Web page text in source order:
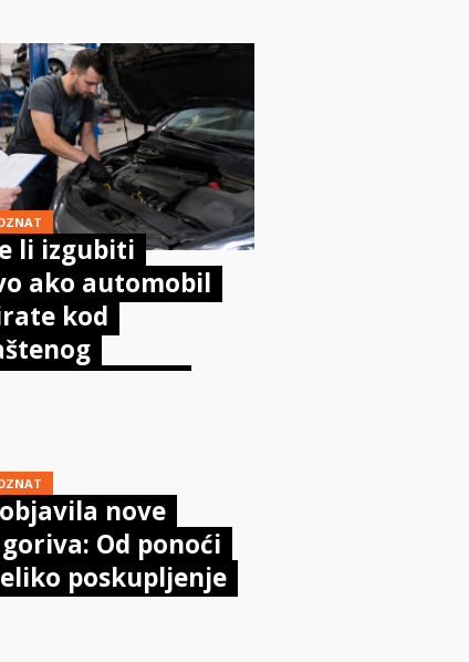
li izgubiti
ako automobil
kod
nove
Od ponoći
poskupljenje